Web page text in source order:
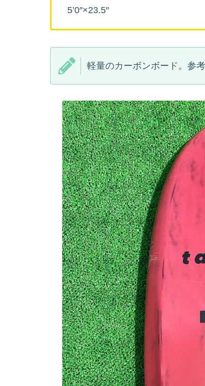
5’0″×23.5″
軽量のカーボンボード。参